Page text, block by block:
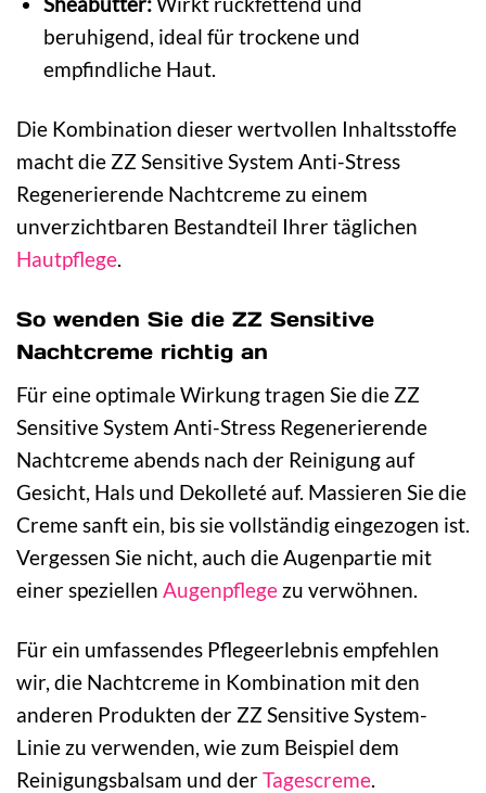
beruhigend, ideal für trockene und
empfindliche Haut.
Die Kombination dieser wertvollen Inhaltsstoffe
macht die ZZ Sensitive System Anti-Stress
Regenerierende Nachtcreme zu einem
unverzichtbaren Bestandteil Ihrer täglichen
Hautpflege.
So wenden Sie die ZZ Sensitive
Nachtcreme richtig an
Für eine optimale Wirkung tragen Sie die ZZ
Sensitive System Anti-Stress Regenerierende
Nachtcreme abends nach der Reinigung auf
Gesicht, Hals und Dekolleté auf. Massieren Sie die
Creme sanft ein, bis sie vollständig eingezogen ist.
Vergessen Sie nicht, auch die Augenpartie mit
einer speziellen Augenpflege zu verwöhnen.
Für ein umfassendes Pflegeerlebnis empfehlen
wir, die Nachtcreme in Kombination mit den
anderen Produkten der ZZ Sensitive System-
Linie zu verwenden, wie zum Beispiel dem
Reinigungsbalsam und derTagescreme